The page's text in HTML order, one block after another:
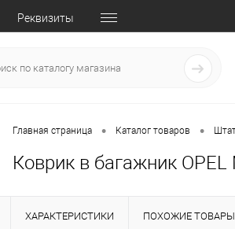
Реквизиты
Главная страница • Каталог товаров •
Коврик в багажник
ХАРАКТЕРИСТИКИ ПОХОЖИЕ ТОВАРЫ